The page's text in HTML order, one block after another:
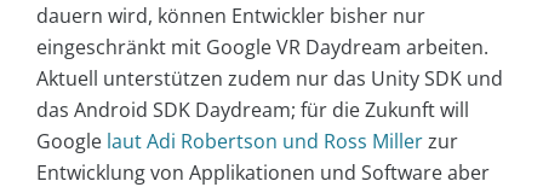
dauern wird, können Entwickler bisher nur
eingeschränkt mit Google VR Daydream arbeiten.
Aktuell unterstützen zudem nur das Unity SDK und
das Android SDK Daydream; für die Zukunft will
Google laut Adi Robertson und Ross Millerzur
Entwicklung von Applikationen und Software aber